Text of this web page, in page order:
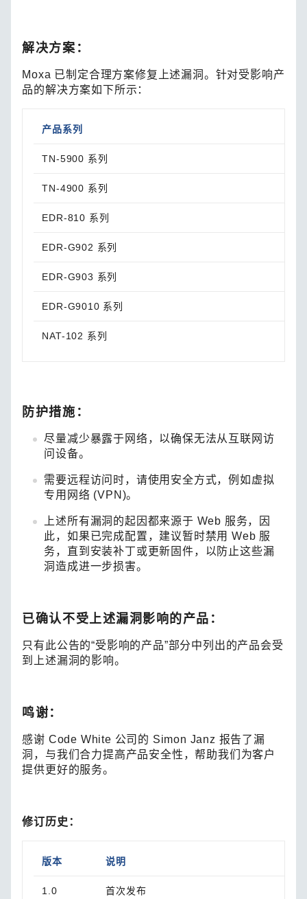
解决方案：
Moxa 已制定合理方案修复上述漏洞。针对受影响产
品的解决方案如下所示：
产品系列
TN-5900 系列
TN-4900 系列
EDR-810 系列
EDR-G902 系列
EDR-G903 系列
EDR-G9010 系列
NAT-102 系列
防护措施：
尽量减少暴露于网络，以确保无法从互联网访
问设备。
需要远程访问时，请使用安全方式，例如虚拟
专用网络 (VPN)。
上述所有漏洞的起因都来源于 Web 服务，因
此，如果已完成配置，建议暂时禁用 Web 服
务，直到安装补丁或更新固件，以防止这些漏
洞造成进一步损害。
已确认不受上述漏洞影响的产品：
只有此公告的“受影响的产品”部分中列出的产品会受
到上述漏洞的影响。
鸣谢：
感谢 Code White 公司的 Simon Janz 报告了漏
洞，与我们合力提高产品安全性，帮助我们为客户
提供更好的服务。
修订历史：
版本 说明
1.0 首次发布